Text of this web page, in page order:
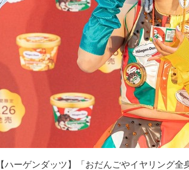
【ハーゲンダッツ】「おだんごやイヤリング